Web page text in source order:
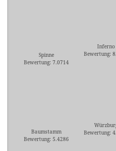
Spinne
Bewertung: 7.0714
Inferno
Bewertung:
Baumstamm
Bewertung: 5.4286
Bewertung: